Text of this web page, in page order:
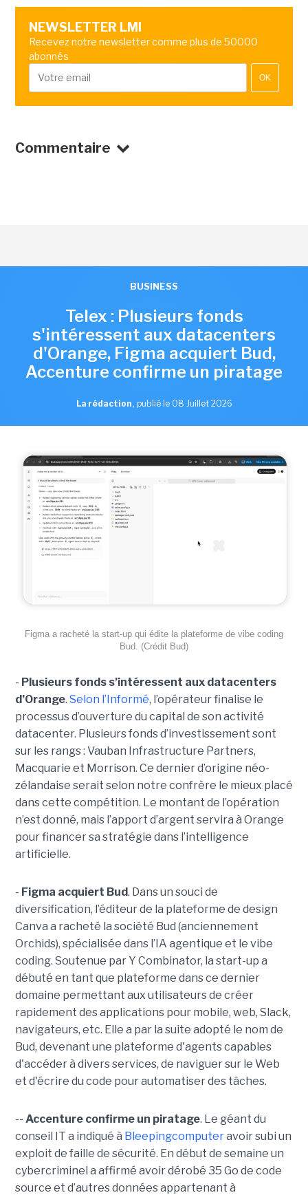
NEWSLETTER LMI
Recevez notre newsletter comme plus de 50000
abonnés
OK
Commentaire
BUSINESS
Telex : Plusieurs fonds
s'intéressent aux datacenters
d'Orange, Figma acquiert Bud,
Accenture confirme un piratage
La rédaction , publié le 08 Juillet 2026
Figma a racheté la start-up qui édite la plateforme de vibe coding
Bud. (Crédit Bud)
- Plusieurs fonds s’intéressent aux datacenters
d’Orange. Selon l’Informé, l’opérateur finalise le
processus d’ouverture du capital de son activité
datacenter. Plusieurs fonds d’investissement sont
sur les rangs : Vauban Infrastructure Partners,
Macquarie et Morrison. Ce dernier d’origine néo-
zélandaise serait selon notre confrère le mieux placé
dans cette compétition. Le montant de l’opération
n’est donné, mais l’apport d’argent servira à Orange
pour financer sa stratégie dans l’intelligence
artificielle.
- Figma acquiert Bud. Dans un souci de
diversification, l’éditeur de la plateforme de design
Canva a racheté la société Bud (anciennement
Orchids), spécialisée dans l’IA agentique et le vibe
coding. Soutenue par Y Combinator, la start-up a
débuté en tant que plateforme dans ce dernier
domaine permettant aux utilisateurs de créer
rapidement des applications pour mobile, web, Slack,
navigateurs, etc. Elle a par la suite adopté le nom de
Bud, devenant une plateforme d'agents capables
d'accéder à divers services, de naviguer sur le Web
et d'écrire du code pour automatiser des tâches.
-- Accenture confirme un piratage. Le géant du
conseil IT a indiqué à Bleepingcomputeravoir subi un
exploit de faille de sécurité. En début de semaine un
cybercriminel a affirmé avoir dérobé 35 Go de code
source et d’autres données appartenant à